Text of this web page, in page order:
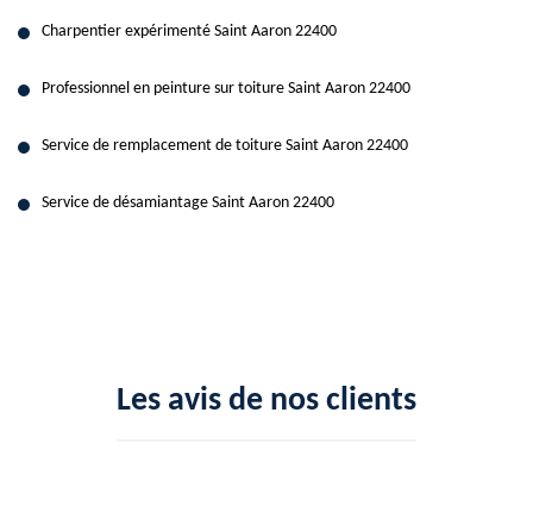
Charpentier expérimenté Saint Aaron 22400
Professionnel en peinture sur toiture Saint Aaron 22400
Service de remplacement de toiture Saint Aaron 22400
Service de désamiantage Saint Aaron 22400
Les avis de nos clients